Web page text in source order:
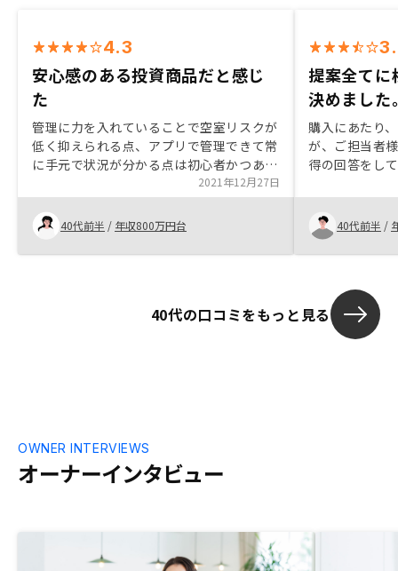
4.3
安心感のある投資商品だと感じ
た
管理に力を入れていることで空室リスクが
低く抑えられる点、アプリで管理できて常
に手元で状況が分かる点は初心者かつあま
り時間を割けない自分には合っていると思
いました。 ローンを組むこと自体に不安
はありましたが、物件選びさえ失敗しなけ
れば長い目で見ても、安心感のある投資商
品だと感じました。社員教育をもう少し頑
2021年12月27日
40代前半 / 年収800万円台
提案全てに
決めました
購入にあたり
が、ご担当者
得の回答をし
いました。将
ので、投資に
が、何も準備
と天秤にかけ
で）議事録の
前準備。また
肢の充実。
40代前半 /
40代の口コミをもっと見る
オーナーインタビュー
OWNER INTERVIEWS